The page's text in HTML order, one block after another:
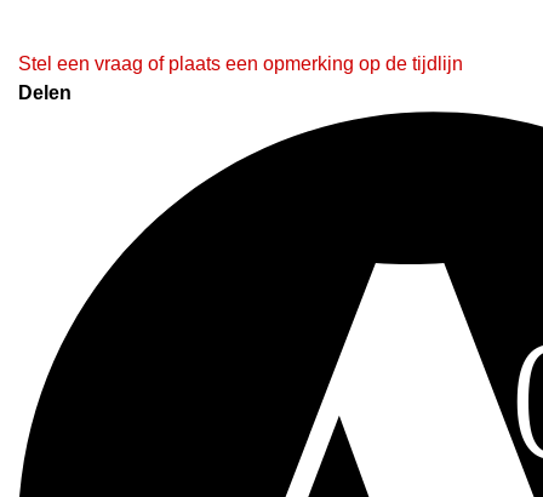
Stel een vraag of plaats een opmerking op de tijdlijn
Delen